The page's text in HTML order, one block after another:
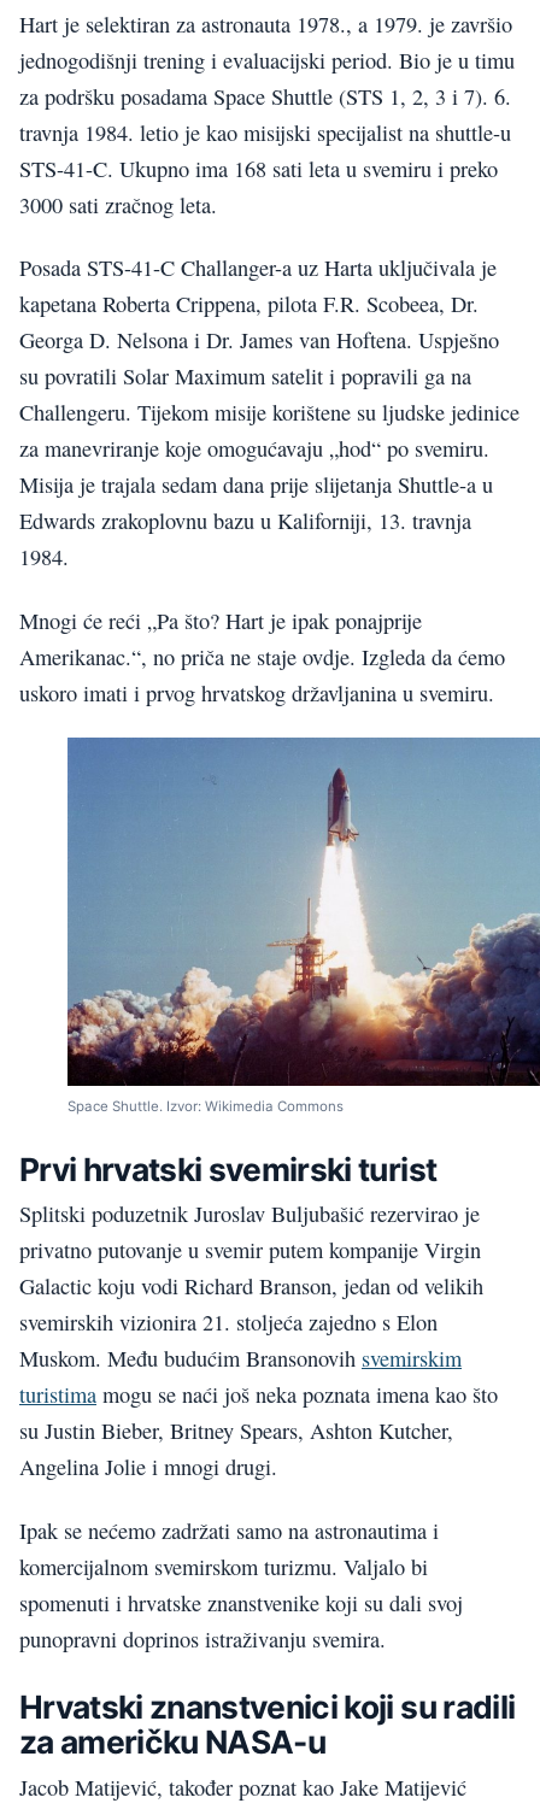
Hart je selektiran za astronauta 1978., a 1979. je završio
jednogodišnji trening i evaluacijski period. Bio je u timu
za podršku posadama Space Shuttle (STS 1, 2, 3 i 7). 6.
travnja 1984. letio je kao misijski specijalist na shuttle-u
STS-41-C. Ukupno ima 168 sati leta u svemiru i preko
3000 sati zračnog leta.
Posada STS-41-C Challanger-a uz Harta uključivala je
kapetana Roberta Crippena, pilota F.R. Scobeea, Dr.
Georga D. Nelsona i Dr. James van Hoftena. Uspješno
su povratili Solar Maximum satelit i popravili ga na
Challengeru. Tijekom misije korištene su ljudske jedinice
za manevriranje koje omogućavaju „hod“ po svemiru.
Misija je trajala sedam dana prije slijetanja Shuttle-a u
Edwards zrakoplovnu bazu u Kaliforniji, 13. travnja
1984.
Mnogi će reći „Pa što? Hart je ipak ponajprije
Amerikanac.“, no priča ne staje ovdje. Izgleda da ćemo
uskoro imati i prvog hrvatskog državljanina u svemiru.
Space Shuttle. Izvor: Wikimedia Commons
Prvi hrvatski svemirski turist
Splitski poduzetnik Juroslav Buljubašić rezervirao je
privatno putovanje u svemir putem kompanije Virgin
Galactic koju vodi Richard Branson, jedan od velikih
svemirskih vizionira 21. stoljeća zajedno s Elon
Muskom. Među budućim Bransonovih svemirskim
turistima mogu se naći još neka poznata imena kao što
su Justin Bieber, Britney Spears, Ashton Kutcher,
Angelina Jolie i mnogi drugi.
Ipak se nećemo zadržati samo na astronautima i
komercijalnom svemirskom turizmu. Valjalo bi
spomenuti i hrvatske znanstvenike koji su dali svoj
punopravni doprinos istraživanju svemira.
Hrvatski znanstvenici koji su radili
za američku NASA-u
Jacob Matijević, također poznat kao Jake Matijević